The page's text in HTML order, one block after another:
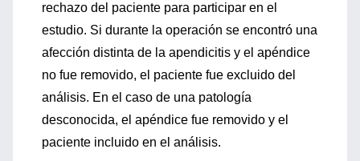
rechazo del paciente para participar en el
estudio. Si durante la operación se encontró una
afección distinta de la apendicitis y el apéndice
no fue removido, el paciente fue excluido del
análisis. En el caso de una patología
desconocida, el apéndice fue removido y el
paciente incluido en el análisis.